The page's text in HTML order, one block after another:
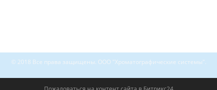
© 2018 Все права защищены. ООО "Хроматографические системы".